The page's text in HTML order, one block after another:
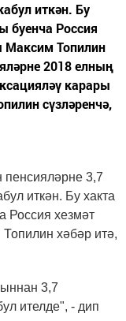
иткән. Бу
буенча Россия
Максим Топилин
2018 елның
карары
сүзләренчә,
3,7
иткән. Бу хакта
Россия хезмәт
хәбәр итә,
3,7
ителде", - дип